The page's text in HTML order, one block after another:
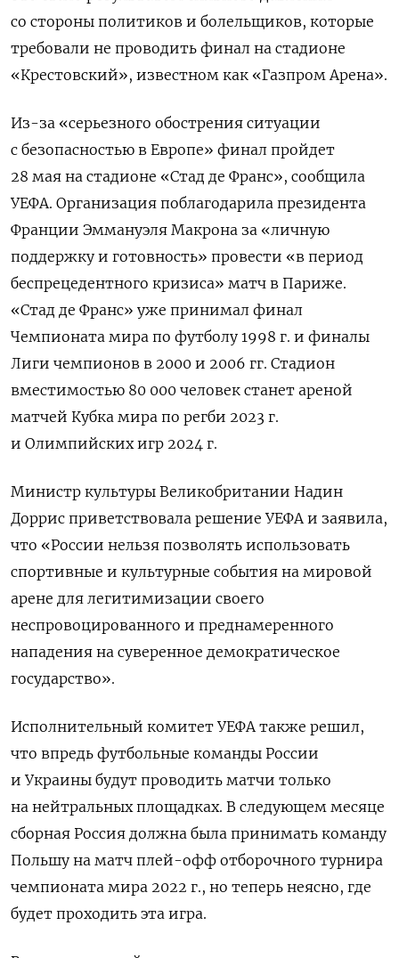
со стороны политиков и болельщиков, которые
требовали не проводить финал на стадионе
«Крестовский», известном как «Газпром Арена».
Из-за «серьезного обострения ситуации
с безопасностью в Европе» финал пройдет
28 мая на стадионе «Стад де Франс», сообщила
УЕФА. Организация поблагодарила президента
Франции Эммануэля Макрона за «личную
поддержку и готовность» провести «в период
беспрецедентного кризиса» матч в Париже.
«Стад де Франс» уже принимал финал
Чемпионата мира по футболу 1998 г. и финалы
Лиги чемпионов в 2000 и 2006 гг. Стадион
вместимостью 80 000 человек станет ареной
матчей Кубка мира по регби 2023 г.
и Олимпийских игр 2024 г.
Министр культуры Великобритании Надин
Доррис приветствовала решение УЕФА и заявила,
что «России нельзя позволять использовать
спортивные и культурные события на мировой
арене для легитимизации своего
неспровоцированного и преднамеренного
нападения на суверенное демократическое
государство».
Исполнительный комитет УЕФА также решил,
что впредь футбольные команды России
и Украины будут проводить матчи только
на нейтральных площадках. В следующем месяце
сборная Россия должна была принимать команду
Польшу на матч плей-офф отборочного турнира
чемпионата мира 2022 г., но теперь неясно, где
будет проходить эта игра.